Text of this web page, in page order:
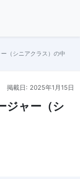
（シニアクラス）の中
掲載日: 2025年1月15日
ジャー（シ